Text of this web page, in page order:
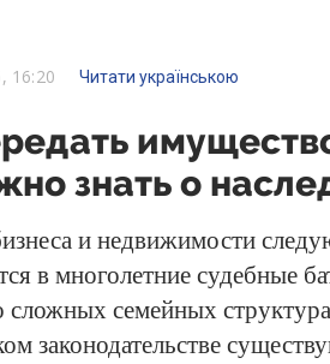
16:20 Читати українською
знать о
и недвижимости
в многолетние судебные
сложных семейных
законодательстве